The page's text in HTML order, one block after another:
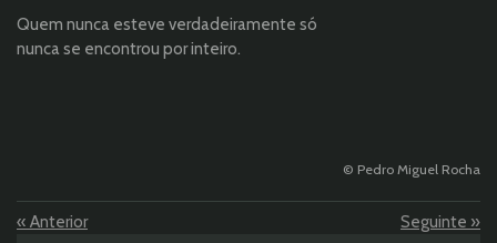
Quem nunca esteve verdadeiramente só
nunca se encontrou por inteiro.
© Pedro Miguel Rocha
« Anterior Seguinte »